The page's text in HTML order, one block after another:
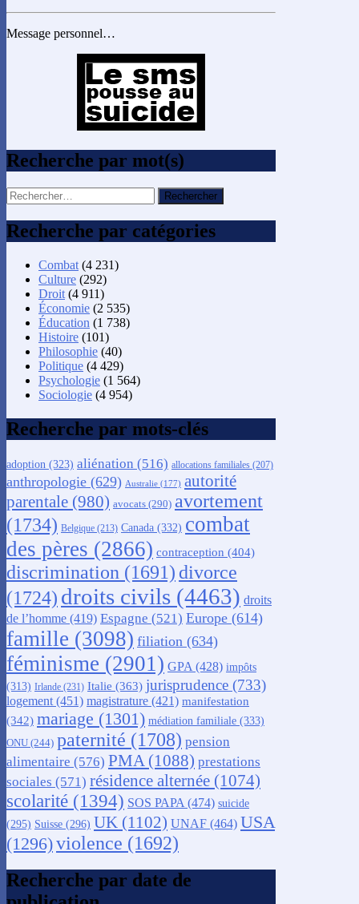
Message personnel…
Recherche par mot(s)
Rechercher :
Recherche par catégories
Combat (4 231)
Culture (292)
Droit (4 911)
Économie (2 535)
Éducation (1 738)
Histoire (101)
Philosophie (40)
Politique (4 429)
Psychologie (1 564)
Sociologie (4 954)
Recherche par mots-clés
adoption (323) aliénation (516) allocations familiales (207)
anthropologie (629) Australie (177) autorité
parentale (980) avocats (290) avortement
(1734) Belgique (213) Canada (332) combat
des pères (2866) contraception (404)
discrimination (1691) divorce
(1724) droits civils (4463) droits
de l’homme (419) Espagne (521) Europe (614)
famille (3098) filiation (634)
féminisme (2901) GPA (428) impôts
(313) Irlande (231) Italie (363) jurisprudence (733)
logement (451) magistrature (421) manifestation
(342) mariage (1301) médiation familiale (333)
ONU (244) paternité (1708) pension
alimentaire (576) PMA (1088) prestations
sociales (571) résidence alternée (1074)
scolarité (1394) SOS PAPA (474) suicide
(295) Suisse (296) UK (1102) UNAF (464) USA
(1296)violence (1692)
Recherche par date de